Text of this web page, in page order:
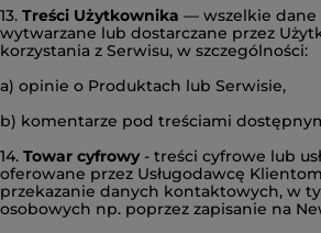
13. Treści Użytkownika — wszelkie dane
wytwarzane lub dostarczane przez
korzystania z Serwisu, w szczególności:
a) opinie o Produktach lub Serwisie,
b) komentarze pod treściami
14. Towar cyfrowy- treści cyfrowe lub
oferowane przez Usługodawcę
przekazanie danych kontaktowych, w
osobowych np. poprzez zapisanie na